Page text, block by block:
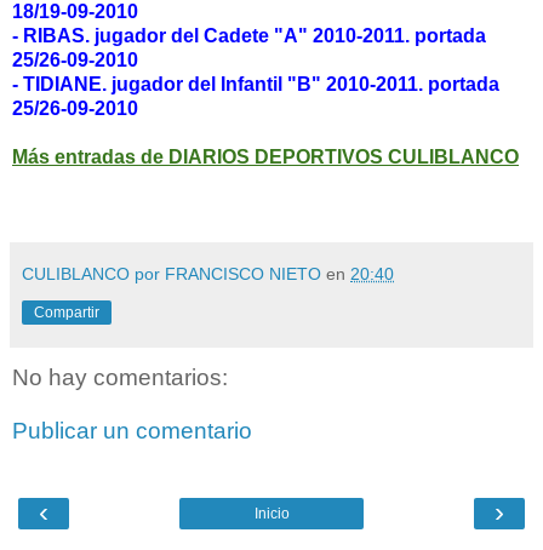
18/19-09-2010
- RIBAS. jugador del Cadete "A" 2010-2011. portada
25/26-09-2010
- TIDIANE. jugador del Infantil "B" 2010-2011. portada
25/26-09-2010
Más entradas de DIARIOS DEPORTIVOS CULIBLANCO
CULIBLANCO por FRANCISCO NIETO en 20:40
Compartir
No hay comentarios:
Publicar un comentario
‹ ›
Inicio